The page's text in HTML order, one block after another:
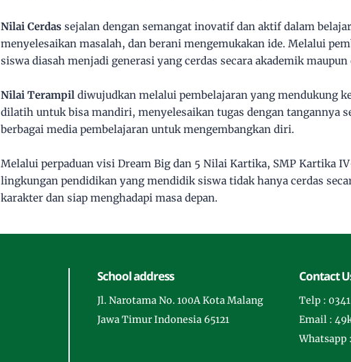
Nilai Cerdas sejalan dengan semangat inovatif dan aktif dalam
menyelesaikan masalah, dan berani mengemukakan ide. Melalui
siswa diasah menjadi generasi yang cerdas secara akademik
Nilai Terampil diwujudkan melalui pembelajaran yang mendukung
dilatih untuk bisa mandiri, menyelesaikan tugas dengan tangannya
berbagai media pembelajaran untuk mengembangkan diri.
Melalui perpaduan visi Dream Big dan 5 Nilai Kartika, SMP Kartika
lingkungan pendidikan yang mendidik siswa tidak hanya cerdas
karakter dan siap menghadapi masa depan.
School address
Jl. Narotama No. 100A Kota Malang
Jawa Timur Indonesia 65121
Contact
Telp :
Email :
Whatsapp